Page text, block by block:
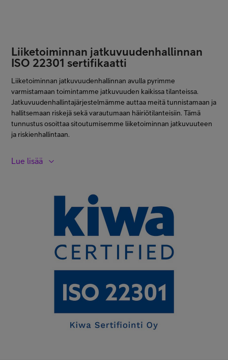
Liiketoiminnan jatkuvuudenhallinnan
ISO 22301 sertifikaatti
Liiketoiminnan jatkuvuudenhallinnan avulla pyrimme
varmistamaan toimintamme jatkuvuuden kaikissa tilanteissa.
Jatkuvuudenhallintajärjestelmämme auttaa meitä tunnistamaan ja
hallitsemaan riskejä sekä varautumaan häiriötilanteisiin. Tämä
tunnustus osoittaa sitoutumisemme liiketoiminnan jatkuvuuteen
ja riskienhallintaan.
Lue lisää
Telia Finlandilla on liiketoiminnan jatkuvuudenhallinnan
sertifikaatti Colocation-palvelun tuottamiselle Telia Helsinki Data
Liiketoiminnan jatkuvuudenhallinnan standardi ISO 22301 on
kansainvälinen standardi, joka määrittelee vaatimukset
organisaatioita suunnittelemaan, toteuttamaan, ylläpitämään ja
parantamaan järjestelmää, joka suojaa toimintoja ja palveluita